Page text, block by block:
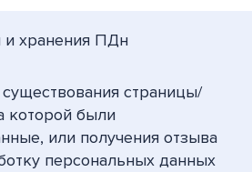
и хранения ПДн
страницы/
которой были
или получения отзыва
персональных данных